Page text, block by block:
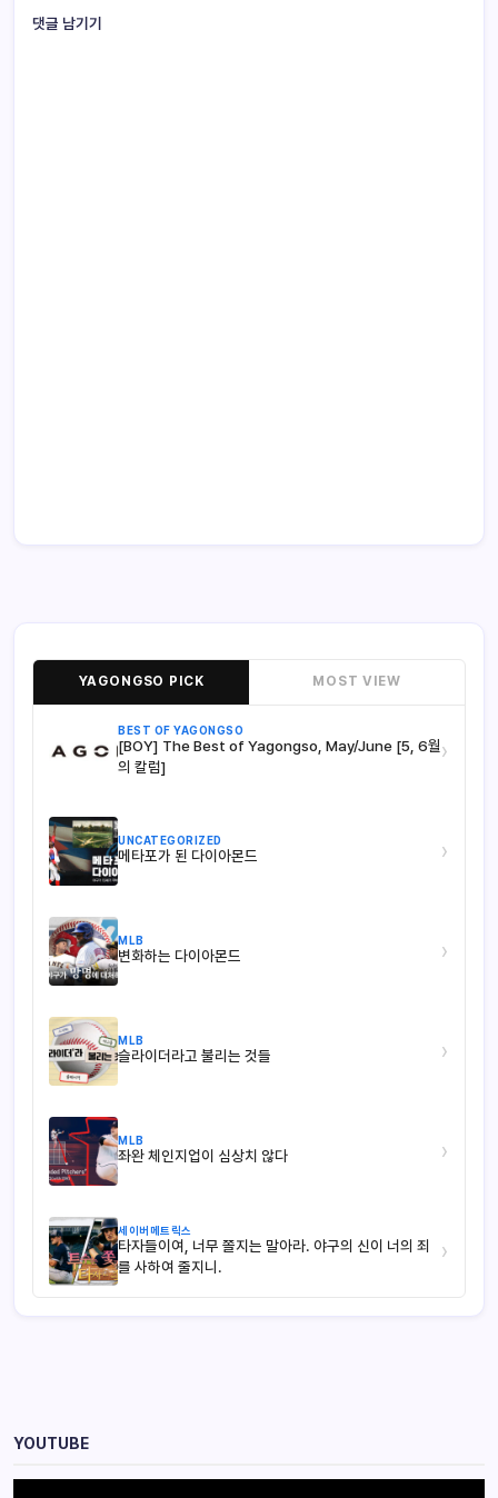
댓글 남기기
YAGONGSO PICK MOST VIEW
BEST OF YAGONGSO
[BOY] The Best of Yagongso, May/June [5, 6월
의 칼럼]
›
UNCATEGORIZED
메타포가 된 다이아몬드 ›
MLB
변화하는 다이아몬드 ›
MLB
슬라이더라고 불리는 것들 ›
MLB
좌완 체인지업이 심상치 않다 ›
세이버메트릭스
타자들이여, 너무 쫄지는 말아라. 야구의 신이 너의 죄
를 사하여 줄지니.
›
YOUTUBE